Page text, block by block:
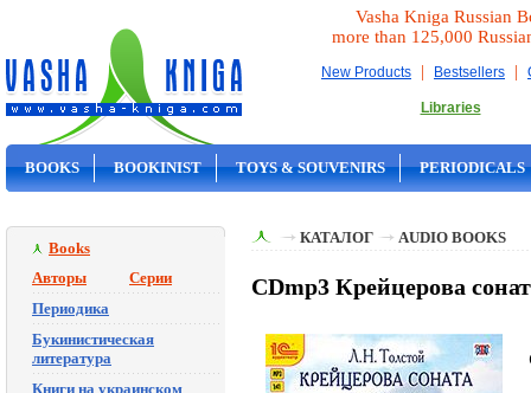
Vasha Kniga Russian
more than 125,000
New Products | Bestsellers |
Libraries
BOOKS BOOKINIST TOYS & SOUVENIRS PERIODICALS
Books
Авторы
Серии
Периодика
Букинистическая
литература
Книги на украинском
КАТАЛОГ AUDIO BOOKS
CDmp3 Крейцерова